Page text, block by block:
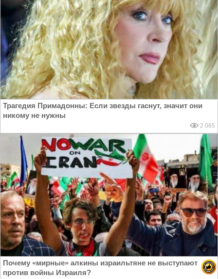
Трагедия Примадонны: Если звезды гаснут, значит они
никому не нужны
2 065
Почему «мирные» алкины израильтяне не выступают
против войны Израиля?